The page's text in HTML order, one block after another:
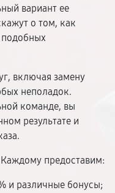
вариант ее
о том, как
включая замену
неполадок.
команде, вы
результате и
предоставим:
и различные бонусы;